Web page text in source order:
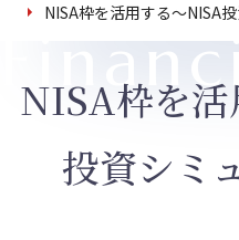
NISA枠を活用する～NISA
NISA枠を
投資シミ